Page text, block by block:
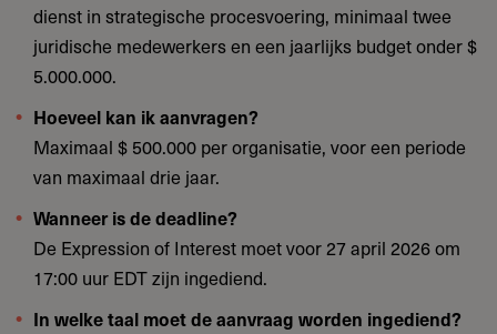
dienst in strategische procesvoering, minimaal twee
juridische medewerkers en een jaarlijks budget onder $
5.000.000.
Hoeveel kan ik aanvragen?
Maximaal $ 500.000 per organisatie, voor een periode
van maximaal drie jaar.
Wanneer is de deadline?
De Expression of Interest moet voor 27 april 2026 om
17:00 uur EDT zijn ingediend.
In welke taal moet de aanvraag worden ingediend?